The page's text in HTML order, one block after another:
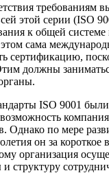
требованиям
этой серии (ISO
к общей
сама
сертификацию,
должны
ISO 9001
Однако по мере
он за короткое
организация
структуру